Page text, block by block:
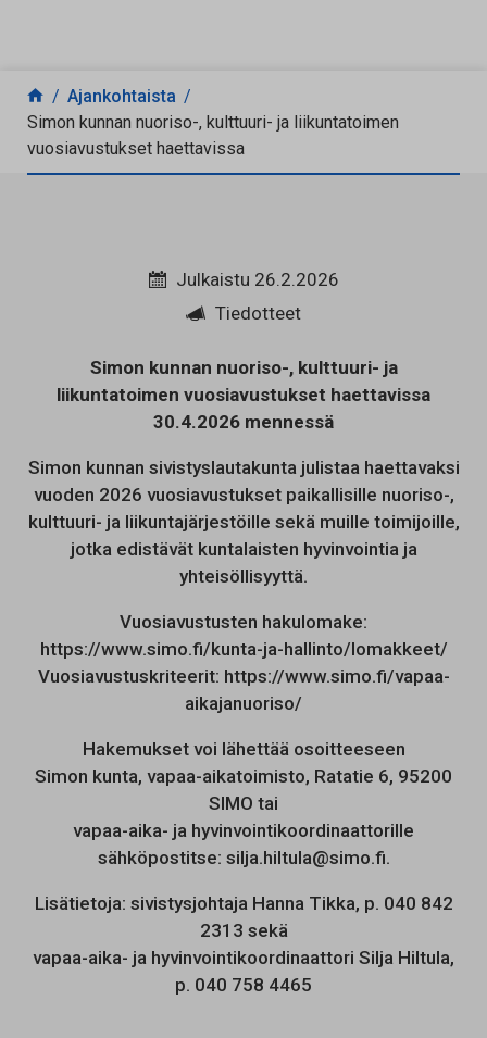
Siirry sisältöön
Ajankohtaista
Simon kunnan nuoriso-, kulttuuri- ja liikuntatoimen
vuosiavustukset haettavissa
Julkaistu 26.2.2026
Tiedotteet
Simon kunnan nuoriso-, kulttuuri- ja
liikuntatoimen vuosiavustukset haettavissa
30.4.2026 mennessä
Simon kunnan sivistyslautakunta julistaa haettavaksi
vuoden 2026 vuosiavustukset paikallisille nuoriso-,
kulttuuri- ja liikuntajärjestöille sekä muille toimijoille,
jotka edistävät kuntalaisten hyvinvointia ja
yhteisöllisyyttä.
Vuosiavustusten hakulomake:
https://www.simo.fi/kunta-ja-hallinto/lomakkeet/
Vuosiavustuskriteerit: https://www.simo.fi/vapaa-
aikajanuoriso/
Hakemukset voi lähettää osoitteeseen
Simon kunta, vapaa-aikatoimisto, Ratatie 6, 95200
SIMO tai
vapaa-aika- ja hyvinvointikoordinaattorille
sähköpostitse: silja.hiltula@simo.fi.
Lisätietoja: sivistysjohtaja Hanna Tikka, p. 040 842
2313 sekä
vapaa-aika- ja hyvinvointikoordinaattori Silja Hiltula,
p. 040 758 4465